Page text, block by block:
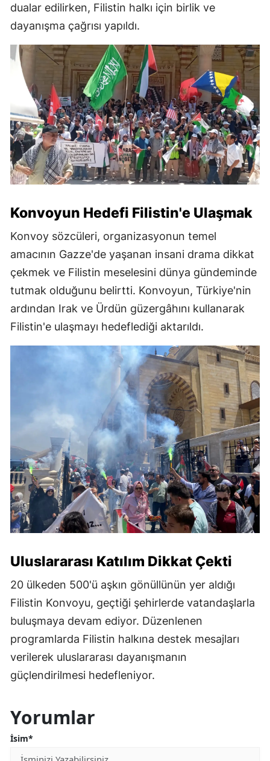
dualar edilirken, Filistin halkı için birlik ve
dayanışma çağrısı yapıldı.
Konvoyun Hedefi Filistin'e Ulaşmak
Konvoy sözcüleri, organizasyonun temel
amacının Gazze'de yaşanan insani drama dikkat
çekmek ve Filistin meselesini dünya gündeminde
tutmak olduğunu belirtti. Konvoyun, Türkiye'nin
ardından Irak ve Ürdün güzergâhını kullanarak
Filistin'e ulaşmayı hedeflediği aktarıldı.
Uluslararası Katılım Dikkat Çekti
20 ülkeden 500'ü aşkın gönüllünün yer aldığı
Filistin Konvoyu, geçtiği şehirlerde vatandaşlarla
buluşmaya devam ediyor. Düzenlenen
programlarda Filistin halkına destek mesajları
verilerek uluslararası dayanışmanın
güçlendirilmesi hedefleniyor.
Yorumlar
İsim*